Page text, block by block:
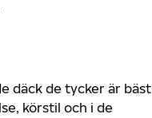
däck de tycker är bäst
körstil och i de